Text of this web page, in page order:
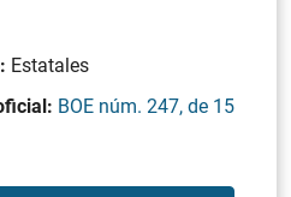
Estatales
BOE núm. 247, de 15